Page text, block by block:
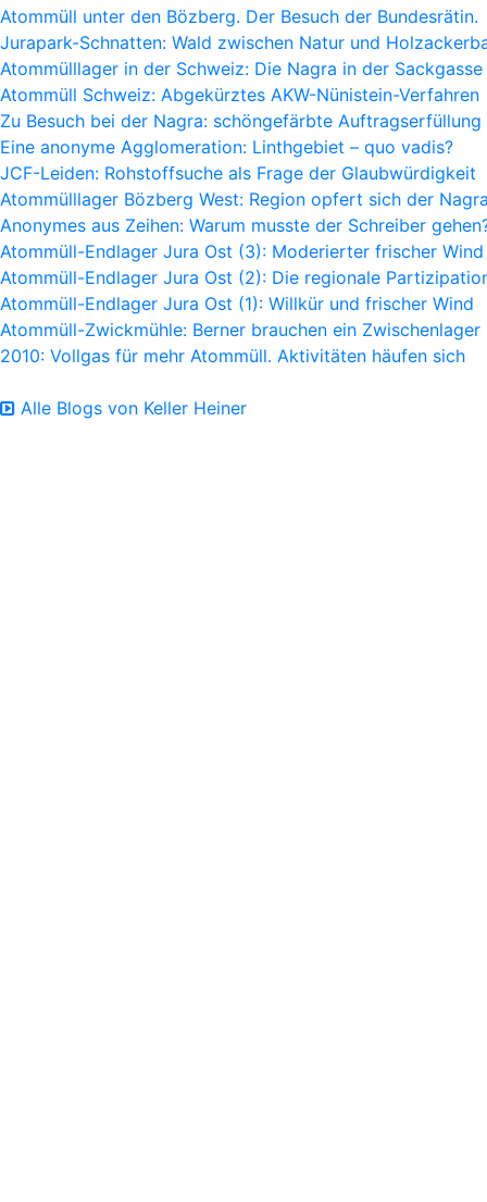
Atommüll unter den Bözberg. Der Besuch der Bundesrätin.
Jurapark-Schnatten: Wald zwischen Natur und
Atommülllager in der Schweiz: Die Nagra in der Sackgasse
Atommüll Schweiz: Abgekürztes AKW-Nünistein-Verfahren
Zu Besuch bei der Nagra: schöngefärbte Auftragserfüllung
Eine anonyme Agglomeration: Linthgebiet – quo vadis?
JCF-Leiden: Rohstoffsuche als Frage der Glaubwürdigkeit
Atommülllager Bözberg West: Region opfert sich der
Anonymes aus Zeihen: Warum musste der Schreiber
Atommüll-Endlager Jura Ost (3): Moderierter frischer Wind
Atommüll-Endlager Jura Ost (2): Die regionale
Atommüll-Endlager Jura Ost (1): Willkür und frischer Wind
Atommüll-Zwickmühle: Berner brauchen ein Zwischenlager
2010: Vollgas für mehr Atommüll. Aktivitäten häufen sich
Alle Blogs von Keller Heiner